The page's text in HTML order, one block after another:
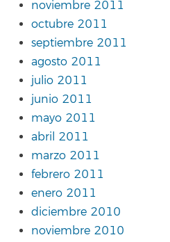
noviembre 2011
octubre 2011
septiembre 2011
agosto 2011
julio 2011
junio 2011
mayo 2011
abril 2011
marzo 2011
febrero 2011
enero 2011
diciembre 2010
noviembre 2010